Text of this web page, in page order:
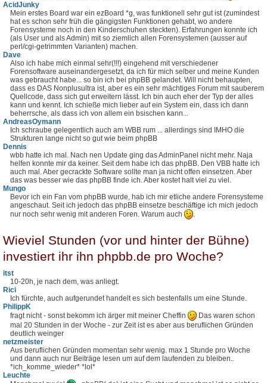
AcidJunky
Mein erstes Board war ein ezBoard *g, was funktionell sehr gut ist (zumindest
hat es schon sehr früh die gängigsten Funktionen gehabt, wo andere
Forensysteme noch in den Kinderschuhen steckten). Erfahrungen konnte ich
(als User und als Admin) mit so ziemlich allen Forensystemen (ausser auf
perl/cgi-getrimmten Varianten) machen.
Dave
Also ich habe mich einmal sehr(!!!) eingehend mit verschiedener
Forensoftware auseinandergesetzt, da ich für mich selber und meine Kunden
was gebraucht habe... so bin ich bei phpBB gelandet. Will nicht behaupten,
dass es DAS Nonplusultra ist, aber es ein sehr mächtiges Forum mit sauberem
Quellcode, dass sich gut erweitern lässt. Ich bin auch eher der Typ der alles
kann und kennt. Ich schieße mich lieber auf ein System ein, dass ich dann
beherrsche, als dass ich von allem ein bsischen kann...
AndreasOymann
Ich schraube gelegentlich auch am WBB rum ... allerdings sind IMHO die
Strukturen lange nicht so gut wie beim phpBB
Dennis
wbb hatte ich mal. Nach nen Update ging das AdminPanel nicht mehr. Naja
helfen konnte mir da keiner. Seit dem habe ich das phpBB. Den VBB hatte ich
auch mal. Aber gecrackte Software sollte man ja nicht offen einsetzen. Aber
das was besser wie das phpBB finde ich. Aber kostet halt viel zu viel.
Mungo
Bevor ich ein Fan vom phpBB wurde, hab ich mir etliche andere Forensysteme
angeschaut. Seit ich jedoch das phpBB einsetze beschäftige ich mich jedoch
nur noch sehr wenig mit anderen Foren. Warum auch
Wieviel Stunden (vor und hinter der Bühne)
investiert ihr ihn phpbb.de pro Woche?
itst
10-20h, je nach dem, was anliegt.
Rici
Ich fürchte, auch aufgerundet handelt es sich bestenfalls um eine Stunde.
PhilippK
fragt nicht - sonst bekomm ich ärger mit meiner Cheffin
Das waren schon
mal 20 Stunden in der Woche - zur Zeit ist es aber aus beruflichen Gründen
deutlich weinger
netzmeister
Aus beruflichen Gründen momentan sehr wenig. max 1 Stunde pro Woche
und dann auch nur Beiträge lesen um auf dem laufenden zu bleiben..
*ich_komme_wieder* *lol*
Leuchte